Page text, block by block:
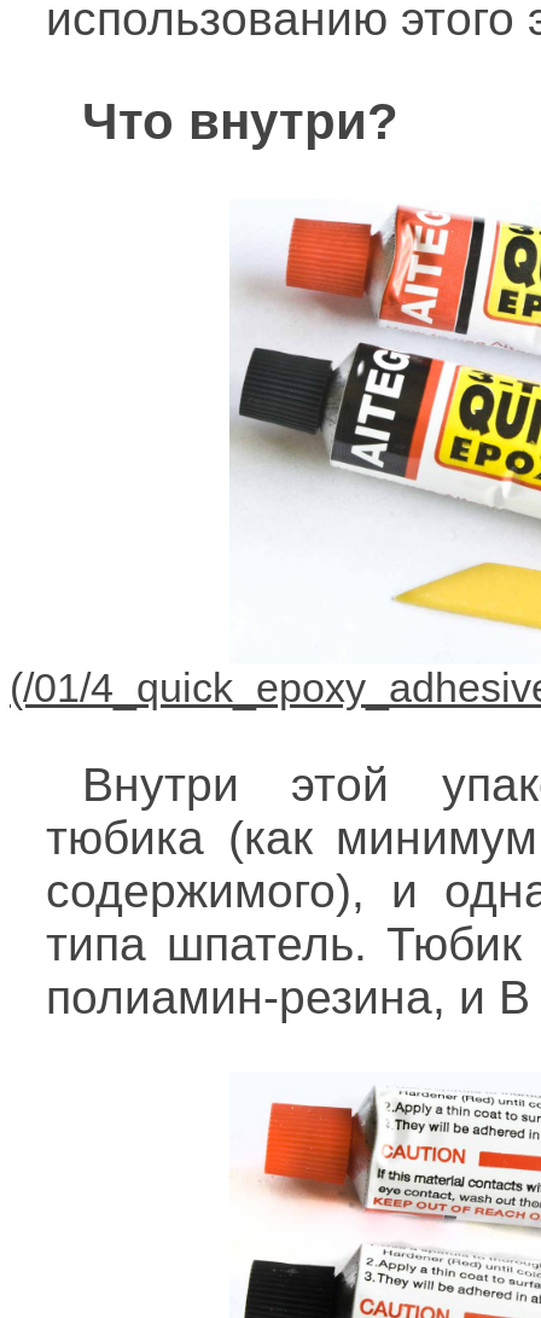
использованию этого
Что внутри?
Внутри этой
тюбика (как
содержимого), и
типа шпатель.
полиамин-резина, и В